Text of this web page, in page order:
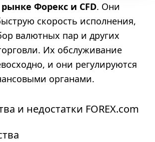
Форекс и CFD. Они
скорость исполнения,
валютных пар и других
Их обслуживание
и они регулируются
органами.
и недостатки FOREX.com